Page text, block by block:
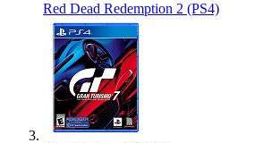
Red Dead Redemption 2 (PS4)